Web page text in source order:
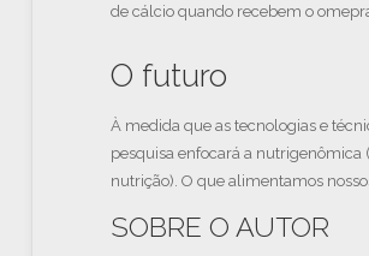
de cálcio quando recebem o
O futuro
À medida que as tecnologias e
pesquisa enfocará a nutrigenômica
nutrição). O que alimentamos
SOBRE O AUTOR